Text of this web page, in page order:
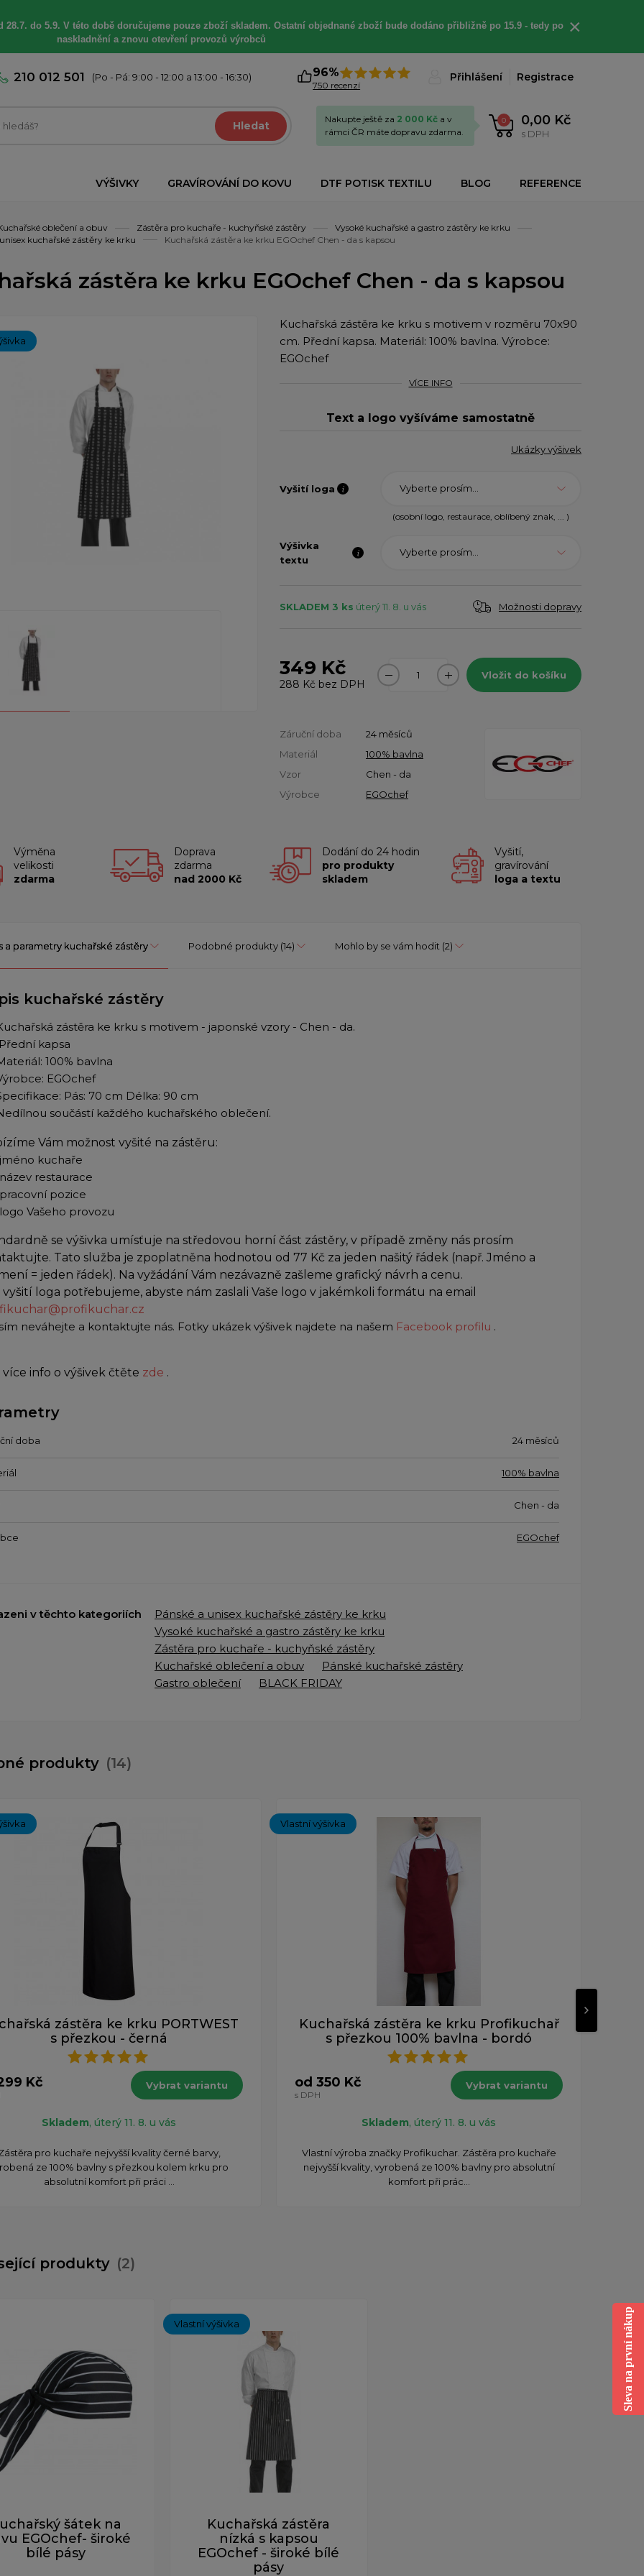
28.7. do 5.9. V této době doručujeme pouze zboží skladem. Ostatní objednané zboží bude dodáno přibližně po 15.9 - tedy po
naskladnění a znovu otevření provozů výrobců
×
210 012 501 (Po - Pá: 9:00 - 12:00 a 13:00 - 16:30) 96%
750 recenzí
Přihlášení Registrace
Hledat 0 0,00 Kč
s DPH
Nakupte ještě za 2 000 Kč a v
rámci ČR máte dopravu zdarma.
VÝŠIVKY GRAVÍROVÁNÍ DO KOVU DTF POTISK TEXTILU BLOG REFERENCE
oblečení a obuv Zástěra pro kuchaře - kuchyňské zástěry
Vysoké kuchařské a gastro zástěry ke krku
kuchařské zástěry ke krku
Kuchařská zástěra ke krku EGOchef Chen - da s kapsou
zástěra ke krku EGOchef Chen - da s kapsou
Kuchařská zástěra ke krku s motivem v rozměru 70x90
cm. Přední kapsa. Materiál: 100% bavlna. Výrobce:
EGOchef
VÍCE INFO
Text a logo vyšíváme samostatně
Ukázky výšivek
Vyšití loga Vyberte prosím...
(osobní logo, restaurace, oblíbený znak, ... )
Výšivka
textu
Vyberte prosím...
SKLADEM 3 ks úterý 11. 8. u vás Možnosti dopravy
349 Kč
288 Kč bez DPH
Vložit do košíku
Záruční doba
24 měsíců
Materiál
100% bavlna
Vzor
Chen - da
Výrobce
EGOchef
Výměna
velikosti
zdarma
Doprava
zdarma
nad 2000 Kč
Dodání do 24 hodin
pro produkty
skladem
Vyšití,
gravírování
loga a textu
a parametry kuchařské zástěry Podobné produkty (14) Mohlo by se vám hodit (2)
kuchařské zástěry
zástěra ke krku s motivem - japonské vzory - Chen - da.
Přední kapsa
100% bavlna
EGOchef
Pás: 70 cm Délka: 90 cm
součástí každého kuchařského oblečení.
Vám možnost vyšité na zástěru:
jméno kuchaře
název restaurace
pracovní pozice
logo Vašeho provozu
se výšivka umísťuje na středovou horní část zástěry, v případě změny nás prosím
Tato služba je zpoplatněna hodnotou od 77 Kč za jeden našitý řádek (např. Jméno a
= jeden řádek). Na vyžádání Vám nezávazně zašleme grafický návrh a cenu.
vyšití loga potřebujeme, abyste nám zaslali Vaše logo v jakémkoli formátu na email
neváhejte a kontaktujte nás. Fotky ukázek výšivek najdete na našem Facebook profilu .
více info o výšivek čtěte zde .
doba 24 měsíců
100% bavlna
Chen - da
EGOchef
v těchto kategoriích
Pánské a unisex kuchařské zástěry ke krku
Vysoké kuchařské a gastro zástěry ke krku
Zástěra pro kuchaře - kuchyňské zástěry
Kuchařské oblečení a obuv
Pánské kuchařské zástěry
Gastro oblečení
BLACK FRIDAY
produkty (14)
zástěra ke krku PORTWEST
s přezkou - černá
Kč Vybrat variantu
Skladem, úterý 11. 8. u vás
pro kuchaře nejvyšší kvality černé barvy,
ze 100% bavlny s přezkou kolem krku pro
absolutní komfort při práci ...
Vlastní výšivka
Kuchařská zástěra ke krku Profikuchař
s přezkou 100% bavlna - bordó
od 350 Kč
s DPH
Vybrat variantu
Skladem, úterý 11. 8. u vás
Vlastní výroba značky Profikuchar. Zástěra pro kuchaře
nejvyšší kvality, vyrobená ze 100% bavlny pro absolutní
komfort při prác...
produkty (2)
šátek na
EGOchef- široké
bílé pásy
Vlastní výšivka
Kuchařská zástěra
nízká s kapsou
EGOchef - široké bílé
pásy
Sleva na první nákup